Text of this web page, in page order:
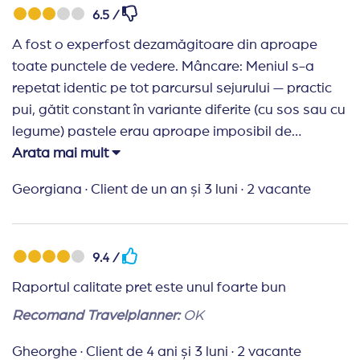
6.5 /
A fost o experfost dezamăgitoare din aproape
toate punctele de vedere. Mâncare: Meniul s-a
repetat identic pe tot parcursul sejurului — practic
pui, gătit constant în variante diferite (cu sos sau cu
legume) pastele erau aproape imposibil de
consumat. Pentru copii, opțiunea standard era
variantă decentă a fost pizza, care a devenit
18:00, deși din cauza căldurii nu puteam scoate
copiii afară înainte de ora 17. Practic aveam o oră
este un complex dedicat familiilor cu copii mici,
activitățile erau organizate haotic, de multe ori la
Arata mai mult
Georgiana · Client de un an și 3 luni · 2 vacante
9.4 /
Raportul calitate pret este unul foarte bun
Recomand Travelplanner: OK
Gheorghe · Client de 4 ani și 3 luni · 2 vacante